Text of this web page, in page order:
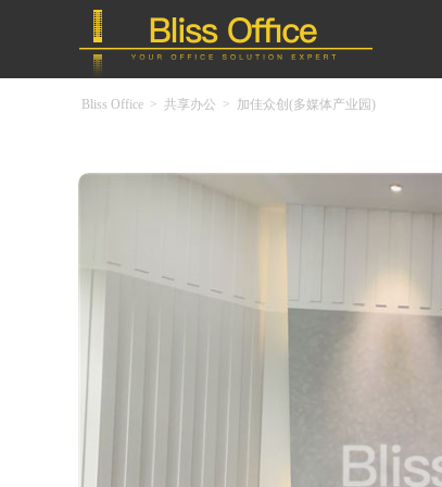
Bliss Office > 共享办公 > 加佳众创(多媒体产业园)